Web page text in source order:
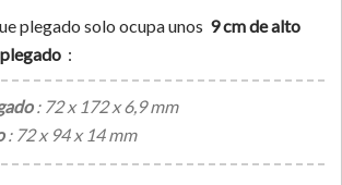
plegado solo ocupa unos 9 cm de alto
:
: 72 x 172 x 6,9 mm
: 72 x 94 x 14 mm